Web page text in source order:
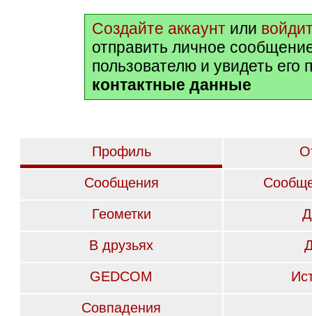
Создайте аккаунт или
отправить личное
пользователю и увидеть его
контактные данные
Профиль
Сообщения
Геометки
В друзьях
GEDCOM
Совпадения